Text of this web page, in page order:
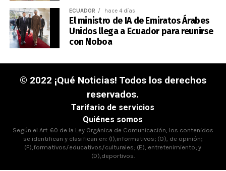
ECUADOR hace 4 días
El ministro de IA de Emiratos Árabes
Unidos llega a Ecuador para reunirse
con Noboa
© 2022 ¡Qué Noticias! Todos los derechos
reservados.
Tarifario de servicios
Quiénes somos
Según el Art. 60 de la Ley Orgánica de Comunicación, los contenidos
se identifican y clasifican en: (I),informativos; (O), de opinión;
(F),formativos/educativos/culturales; (E), entretenimiento; y
(D),deportivos.